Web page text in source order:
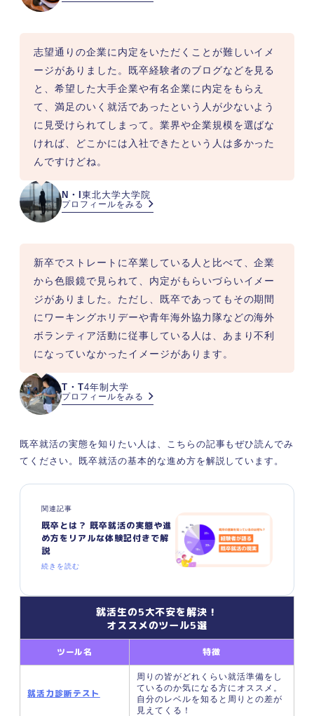
N・I 東北大学大学院
プロフィールをみる
志望通りの企業に内定をいただくことが難しいイメ
ージがありました。既卒経験者のブログなどを見る
と、希望した大手企業や有名企業に内定をもらえ
て、満足のいく就活であったという人が少ないよう
に見受けられてしまって。業界や企業規模を選ばな
ければ、どこかには入社できたという人は多かった
んですけどね。
T・T4年制大学
プロフィールをみる
新卒でストレートに卒業している人と比べて、企業
から色眼鏡で見られて、内定がもらいづらいイメー
ジがありました。ただし、既卒であってもその期間
にワーキングホリデーや青年海外協力隊などの海外
ボランティア活動に従事している人は、あまり不利
になっていなかったイメージがあります。
既卒就活の実態を知りたい人は、こちらの記事もぜひ読んでみ
てください。既卒就活の基本的な進め方を解説しています。
関連記事
既卒とは？ 既卒就活の実態や進
め方をリアルな体験記付きで解
説
続きを読む
就活生の5大不安を解決！
オススメのツール5選
ツール名 特徴
就活力診断テスト
周りの皆がどれくらい就活準備をし
ているのか気になる方にオススメ。
自分のレベルを知ると周りとの差が
見えてくる！